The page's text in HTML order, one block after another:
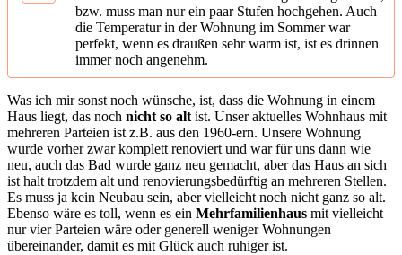
bzw. muss man nur ein paar Stufen hochgehen. Auch
die Temperatur in der Wohnung im Sommer war
perfekt, wenn es draußen sehr warm ist, ist es drinnen
immer noch angenehm.
Was ich mir sonst noch wünsche, ist, dass die Wohnung in einem
Haus liegt, das noch nicht so altist. Unser aktuelles Wohnhaus mit
mehreren Parteien ist z.B. aus den 1960-ern. Unsere Wohnung
wurde vorher zwar komplett renoviert und war für uns dann wie
neu, auch das Bad wurde ganz neu gemacht, aber das Haus an sich
ist halt trotzdem alt und renovierungsbedürftig an mehreren Stellen.
Es muss ja kein Neubau sein, aber vielleicht noch nicht ganz so alt.
Ebenso wäre es toll, wenn es ein Mehrfamilienhaus mit vielleicht
nur vier Parteien wäre oder generell weniger Wohnungen
übereinander, damit es mit Glück auch ruhiger ist.